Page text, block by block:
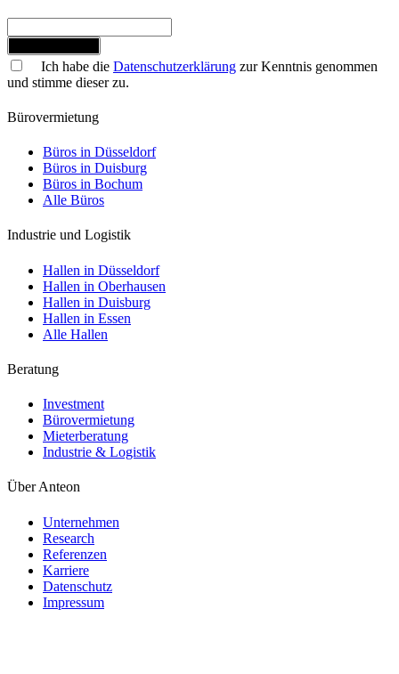
Ich habe die Datenschutzerklärung zur Kenntnis genommen
und stimme dieser zu.
Bürovermietung
Büros in Düsseldorf
Büros in Duisburg
Büros in Bochum
Alle Büros
Industrie und Logistik
Hallen in Düsseldorf
Hallen in Oberhausen
Hallen in Duisburg
Hallen in Essen
Alle Hallen
Beratung
Investment
Bürovermietung
Mieterberatung
Industrie & Logistik
Über Anteon
Unternehmen
Research
Referenzen
Karriere
Datenschutz
Impressum